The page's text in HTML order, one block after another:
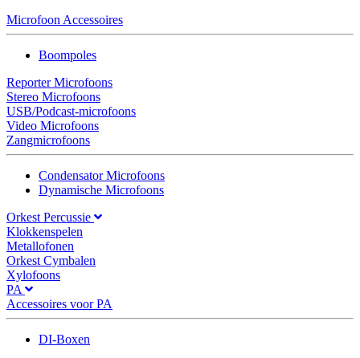
Microfoon Accessoires
Boompoles
Reporter Microfoons
Stereo Microfoons
USB/Podcast-microfoons
Video Microfoons
Zangmicrofoons
Condensator Microfoons
Dynamische Microfoons
Orkest Percussie
Klokkenspelen
Metallofonen
Orkest Cymbalen
Xylofoons
PA
Accessoires voor PA
DI-Boxen